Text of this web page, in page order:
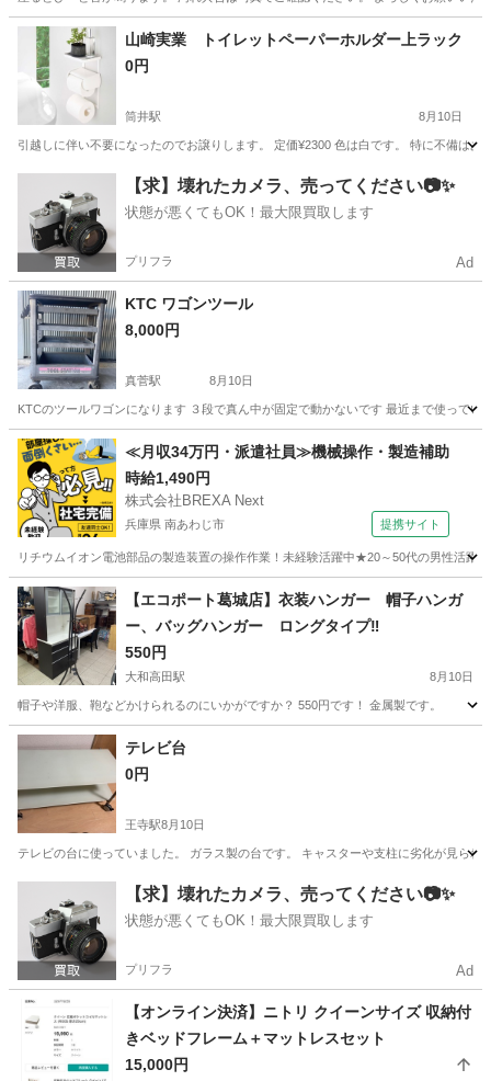
奈良 奈良市 椅子 イス
山崎実業 トイレットペーパーホルダー上ラック
0円
筒井駅 8月10日
引越しに伴い不要になったのでお譲りします。 定価¥2300 色は白です。 特に不備は
大和郡山市 筒井駅 収納家具
【求】壊れたカメラ、売ってください📷✨
状態が悪くてもOK！最大限買取します
プリフラ Ad
KTC ワゴンツール
8,000円
真菅駅 8月10日
KTCのツールワゴンになります ３段で真ん中が固定で動かないです 最近まで使って
奈良 橿原市 真菅駅 収納家具 KTC
≪月収34万円・派遣社員≫機械操作・製造補助
時給1,490円
株式会社BREXA Next
兵庫県 南あわじ市 提携サイト
リチウムイオン電池部品の製造装置の操作作業！未経験活躍中★20～50代の男性活
兵庫 南あわじ市 その他
【エコポート葛城店】衣装ハンガー 帽子ハンガ
ー、バッグハンガー ロングタイプ‼️
550円
大和高田駅 8月10日
帽子や洋服、鞄などかけられるのにいかがですか？ 550円です！ 金属製です。
奈良 大和高田市 大和高田駅
テレビ台
0円
王寺駅8月10日
テレビの台に使っていました。 ガラス製の台です。 キャスターや支柱に劣化が見ら
王寺駅 収納家具 支柱
【求】壊れたカメラ、売ってください📷✨
状態が悪くてもOK！最大限買取します
プリフラ Ad
【オンライン決済】ニトリ クイーンサイズ 収納付
きベッドフレーム＋マットレスセット
15,000円